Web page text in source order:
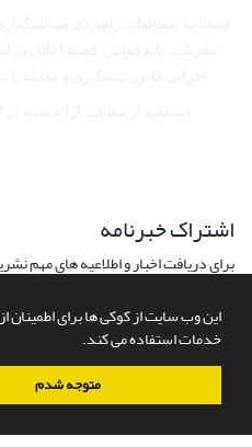
این وب سایت از کوکی ها برای اطمینان
خدمات استفاده می کند.
متوجه شدم
اشتراک خبرنامه
برای دریافت اخبار و اطلاعیه های مهم
سامانه مدیریت نشریات علمی.طراحی و